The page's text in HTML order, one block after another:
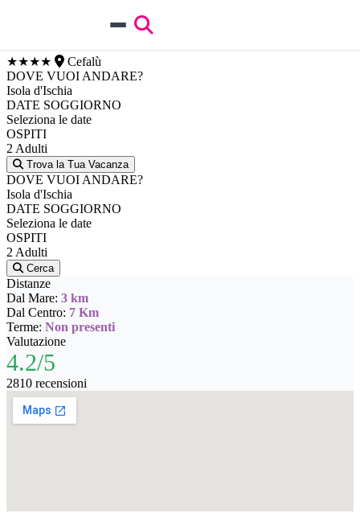
Costa Verde Acqua Park & Spa Hotel
★★★★
Cefalù
DOVE VUOI ANDARE?
Isola d'Ischia
DATE SOGGIORNO
Seleziona le date
OSPITI
2 Adulti
Trova la Tua Vacanza
DOVE VUOI ANDARE?
Isola d'Ischia
DATE SOGGIORNO
Seleziona le date
OSPITI
2 Adulti
Cerca
Distanze
Dal Mare: 3 km
Dal Centro: 7 Km
Terme: Non presenti
Valutazione
4.2/5
2810 recensioni